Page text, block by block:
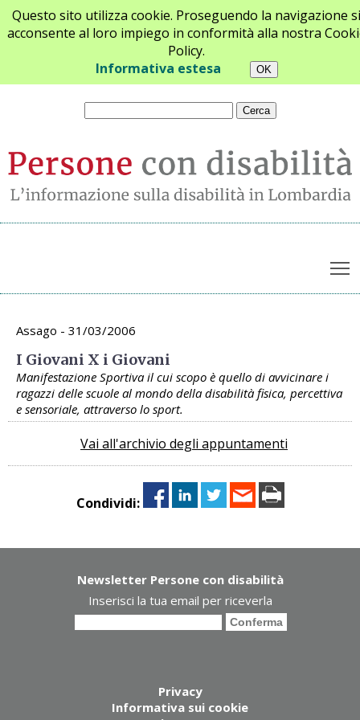
Questo sito utilizza cookie. Proseguendo la navigazione si
acconsente al loro impiego in conformità alla nostra
Policy.
Informativa estesa
Chi siamo Newsletter Contatti
Archivio appuntamenti
Assago - 31/03/2006
I Giovani X i Giovani
Manifestazione Sportiva il cui scopo è quello di avvicinare i
ragazzi delle scuole al mondo della disabilità fisica, percettiva
e sensoriale, attraverso lo sport.
Vai all'archivio degli appuntamenti
Condividi:
Newsletter Persone con disabilità
Inserisci la tua email per riceverla
Privacy
Informativa sui cookie